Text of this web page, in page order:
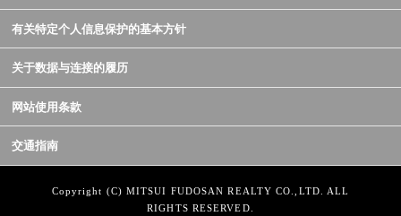
有关特定个人信息保护的基本方针
关于数据与连接的履历
网站使用条款
交通指南
Copyright (C) MITSUI FUDOSAN REALTY CO.,LTD. ALL
RIGHTS RESERVED.